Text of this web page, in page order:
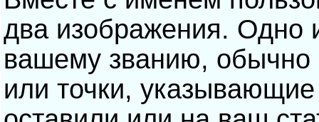
два изображения. Одно
вашему званию, обычно
или точки,